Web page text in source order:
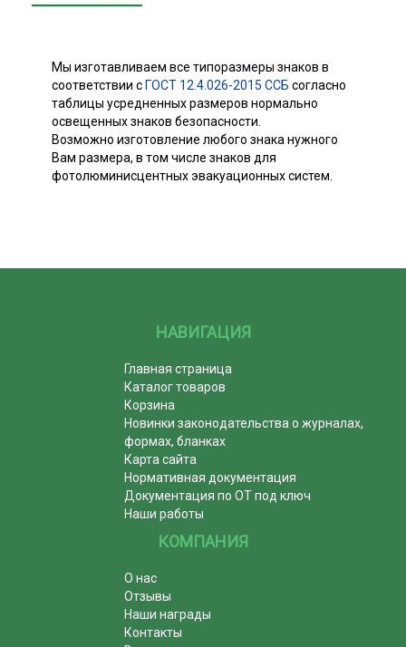
Мы изготавливаем все типоразмеры знаков в
соответствии с ГОСТ 12.4.026-2015 ССБ согласно
таблицы усредненных размеров нормально
освещенных знаков безопасности.
Возможно изготовление любого знака нужного
Вам размера, в том числе знаков для
фотолюминисцентных эвакуационных систем.
НАВИГАЦИЯ
Главная страница
Каталог товаров
Корзина
Новинки законодательства о журналах,
формах, бланках
Карта сайта
Нормативная документация
Документация по ОТ под ключ
Наши работы
КОМПАНИЯ
О нас
Отзывы
Наши награды
Контакты